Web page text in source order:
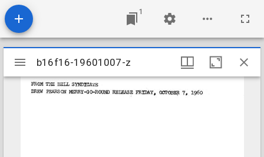
1
Mirador
viewer
b16f16-19601007-z
b16f16-19601007-z